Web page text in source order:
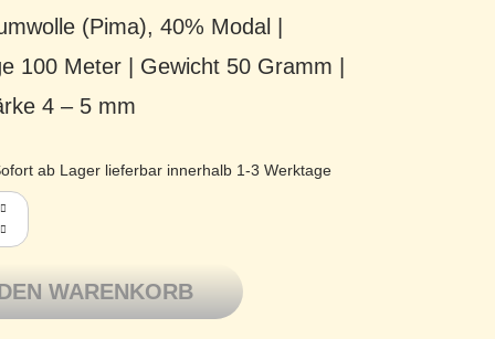
(Pima), 40% Modal |
100 Meter | Gewicht 50 Gramm |
4 – 5 mm
ab Lager lieferbar innerhalb 1-3 Werktage
Pima-Baumwolle Modal DK-Garn 03 Seidengrau Menge
WARENKORB